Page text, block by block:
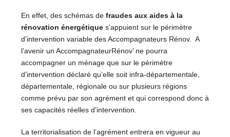
En effet, des schémas de fraudes aux aides à la
rénovation énergétiques’appuient sur le périmètre
d’intervention variable des Accompagnateurs Rénov. A
l’avenir un AccompagnateurRénov’ ne pourra
accompagner un ménage que sur le périmètre
d’intervention déclaré qu’elle soit infra-départementale,
départementale, régionale ou sur plusieurs régions
comme prévu par son agrément et qui correspond donc à
ses capacités réelles d’intervention.
La territorialisation de l’agrément entrera en vigueur au